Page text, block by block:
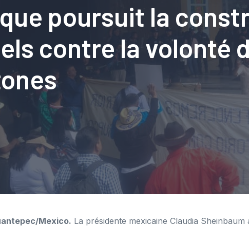
poursuit la
contre la volonté
Mexico. La présidente mexicaine Claudia